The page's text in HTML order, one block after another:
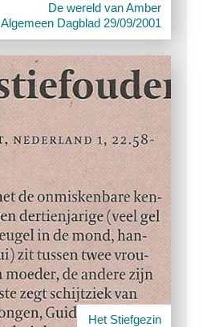
De wereld van Amber
Algemeen Dagblad 29/09/2001
Het Stiefgezin